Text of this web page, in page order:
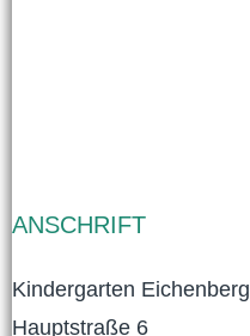
ANSCHRIFT
Kindergarten Eichenberg
Hauptstraße 6